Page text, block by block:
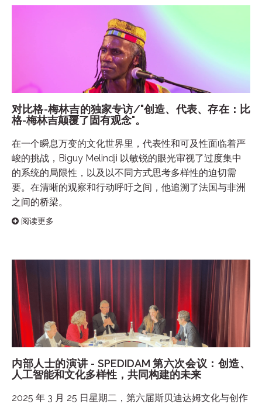
对比格-梅林吉的独家专访/"创造、代表、存在：比
格-梅林吉颠覆了固有观念"。
在一个瞬息万变的文化世界里，代表性和可及性面临着严
峻的挑战，Biguy Melindji 以敏锐的眼光审视了过度集中
的系统的局限性，以及以不同方式思考多样性的迫切需
要。在清晰的观察和行动呼吁之间，他追溯了法国与非洲
之间的桥梁。
阅读更多
内部人士的演讲 - SPEDIDAM 第六次会议：创造、
人工智能和文化多样性，共同构建的未来
2025 年 3 月 25 日星期二，第六届斯贝迪达姆文化与创作